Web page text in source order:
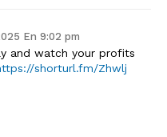
En 9:02 pm
and watch your profits
shorturl.fm/Zhwlj